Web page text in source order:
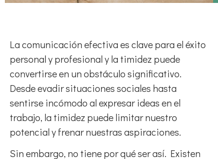
La comunicación efectiva es clave para el éxito
personal y profesional y la timidez puede
convertirse en un obstáculo significativo.
Desde evadir situaciones sociales hasta
sentirse incómodo al expresar ideas en el
trabajo, la timidez puede limitar nuestro
potencial y frenar nuestras aspiraciones.
Sin embargo, no tiene por qué ser así. Existen